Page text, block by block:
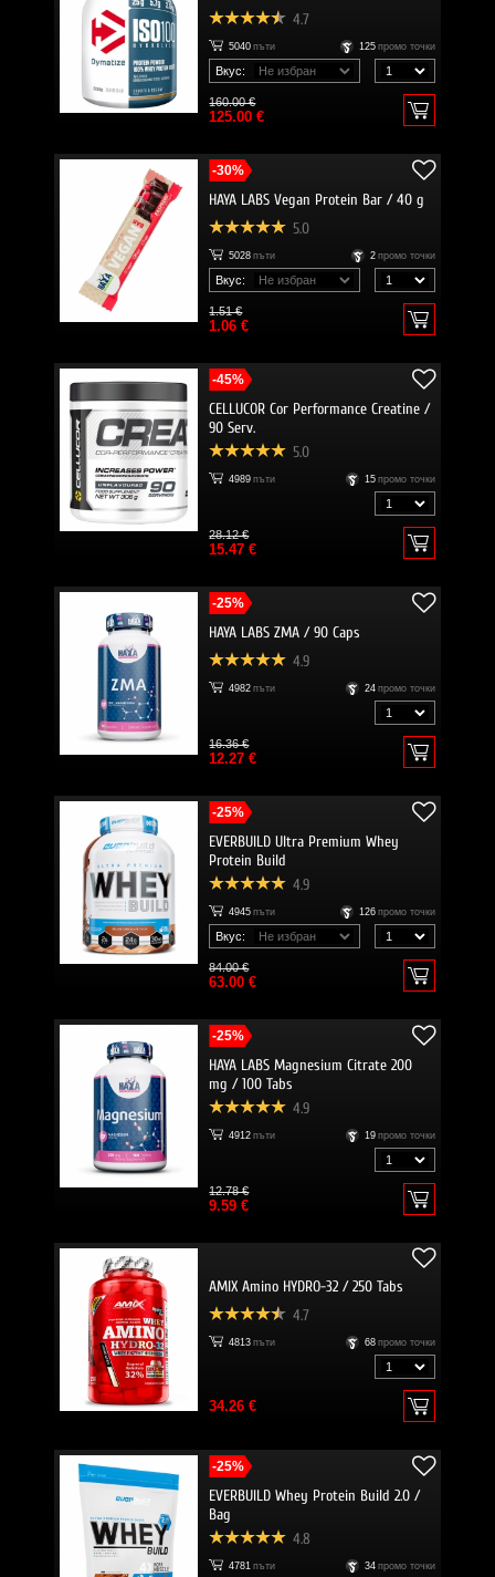
4.7
5040 пъти 125 промо точки
Вкус:
160.00 €
125.00 €
-30%
HAYA LABS Vegan Protein Bar / 40 g
5.0
5028 пъти 2 промо точки
Вкус:
1.51 €
1.06 €
-45%
CELLUCOR Cor Performance Creatine /
90 Serv.
5.0
4989 пъти 15 промо точки
28.12 €
15.47 €
-25%
HAYA LABS ZMA / 90 Caps
4.9
4982 пъти 24 промо точки
16.36 €
12.27 €
-25%
EVERBUILD Ultra Premium Whey
Protein Build
4.9
4945 пъти 126 промо точки
Вкус:
84.00 €
63.00 €
-25%
HAYA LABS Magnesium Citrate 200
mg / 100 Tabs
4.9
4912 пъти 19 промо точки
12.78 €
9.59 €
AMIX Amino HYDRO-32 / 250 Tabs
4.7
4813 пъти 68 промо точки
34.26 €
-25%
EVERBUILD Whey Protein Build 2.0 /
Bag
4.8
4781 пъти 34 промо точки